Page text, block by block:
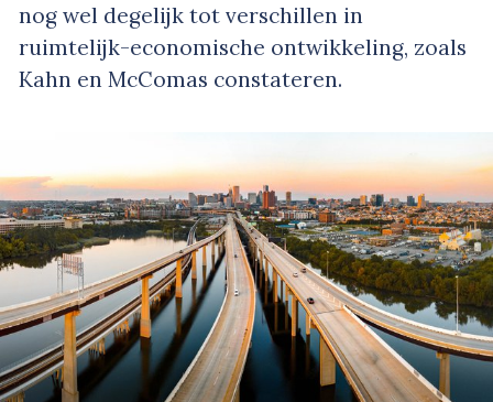
nog wel degelijk tot verschillen in
ruimtelijk-economische ontwikkeling, zoals
Kahn en McComas constateren.